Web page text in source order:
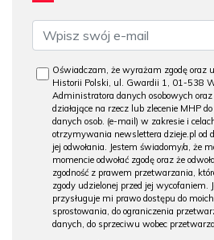
Oświadczam, że wyrażam zgodę oraz
Historii Polski, ul. Gwardii 1, 01-538
Administratora danych osobowych
działające na rzecz lub zlecenie MHP
danych osob. (e-mail) w zakresie i
otrzymywania newslettera dzieje.pl od
jej odwołania. Jestem świadomy/a, że
momencie odwołać zgodę oraz że
zgodność z prawem przetwarzania,
zgody udzielonej przed jej wycofaniem.
przysługuje mi prawo dostępu do
sprostowania, do ograniczenia
danych, do sprzeciwu wobec